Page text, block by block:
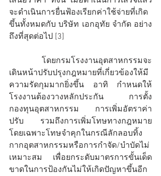
จะดำเนินการยื่นฟ้องเรียกค่าใช้จ่ายที่เกิด
ขึ้นทั้งหมดกับ บริษัท เอกอุทัย จำกัด อย่าง
ถึงที่สุดต่อไป [3]
เดินหน้าปรับปรุงกฎหมายที่เกี่ยวข้องให้มี
ความรัดกุมมากยิ่งขึ้น อาทิ กำหนดให้
โรงงานต้องวางหลักประกัน การตั้ง
กองทุนอุตสาหกรรม การเพิ่มอัตราค่า
ปรับ รวมถึงการเพิ่มโทษทางกฎหมาย
โดยเฉพาะโทษจำคุกในกรณีลักลอบทิ้ง
กากอุตสาหกรรมหรือการกำจัด/บำบัดไม่
เหมาะสม เพื่อยกระดับมาตรการขั้นเด็ด
ขาดในการป้องกันไม่ให้เกิดปัญหาขึ้นอีก